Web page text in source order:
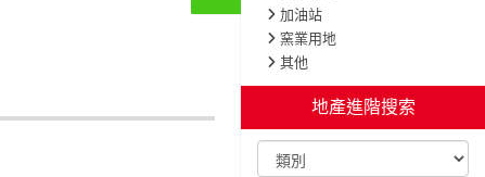
加油站
窯業用地
其他
地產進階搜索